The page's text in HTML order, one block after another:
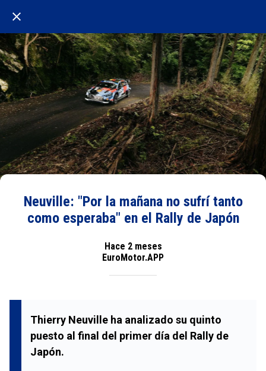
Neuville: "Por la mañana no sufrí tanto
como esperaba" en el Rally de Japón
Hace 2 meses
EuroMotor.APP
Thierry Neuville ha analizado su quinto
puesto al final del primer día del Rally de
Japón.